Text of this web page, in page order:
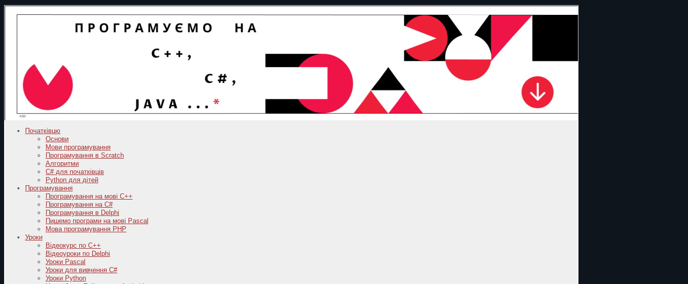
Початківцю
Основи
Мови програмування
Програмування в Scratch
Алгоритми
C# для початківців
Python для дітей
Програмування
Програмування на мові C++
Програмування на C#
Програмування в Delphi
Пишемо програми на мові Pascal
Мова програмування PHP
Уроки
Відеокурс по С++
Відеоуроки по Delphi
Уроки Pascal
Уроки для вивчення C#
Уроки Python